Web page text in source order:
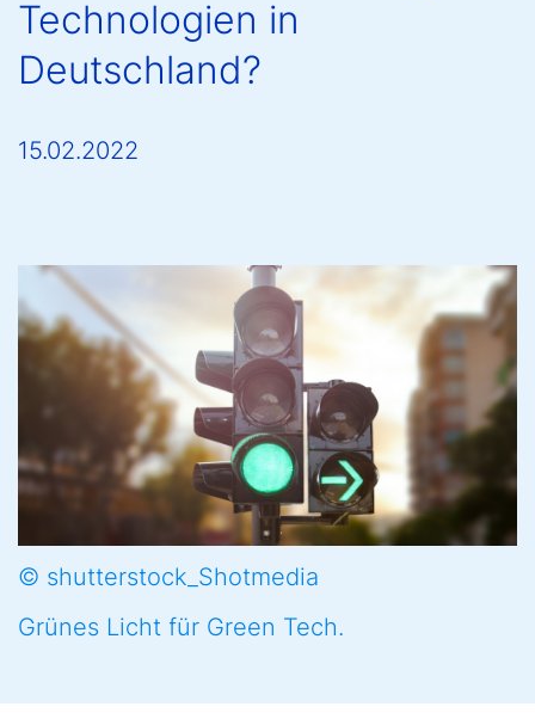
Technologien in
Deutschland?
15.02.2022
© shutterstock_Shotmedia
Grünes Licht für Green Tech.